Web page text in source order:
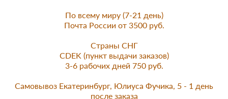
По всему миру (7-21 день)
Почта России от 3500 руб.
Страны СНГ
CDEK (пункт выдачи заказов)
3-6 рабочих дней 750 руб.
Самовывоз Екатеринбург, Юлиуса Фучика, 5 - 1 день
после заказа